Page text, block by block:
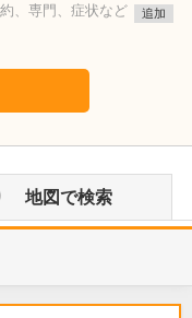
、専門、症状など
追加
地図で検索